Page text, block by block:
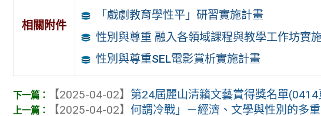
相關附件
「戲劇教育學性平」研習實施計畫
性別與尊重 融入各領域課程與教學工作坊實
性別與尊重SEL電影賞析實施計畫
【2025-04-02】 第24屆麗山清籟文藝賞得獎名單(0414
【2025-04-02】何謂冷戰」－經濟、文學與性別的多